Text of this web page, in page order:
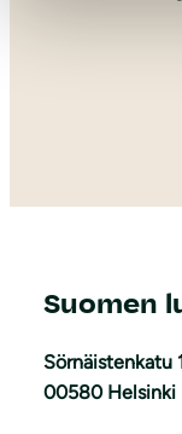
Suomen
Sörnäistenkatu
00580 Helsinki